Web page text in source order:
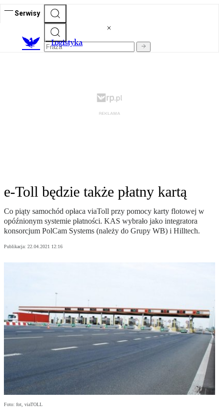
Serwisy
Logistyka
e-Toll będzie także płatny kartą
Co piąty samochód opłaca viaToll przy pomocy karty flotowej w
opóźnionym systemie płatności. KAS wybrało jako integratora
konsorcjum PolCam Systems (należy do Grupy WB) i Hilltech.
Publikacja: 22.04.2021 12:16
Foto: fot, viaTOLL